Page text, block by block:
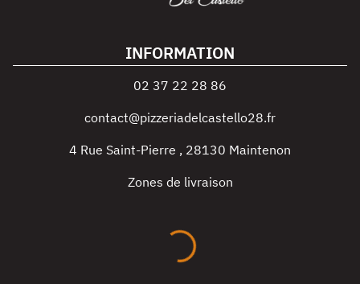
INFORMATION
02 37 22 28 86
contact@pizzeriadelcastello28.fr
4 Rue Saint-Pierre , 28130 Maintenon
Zones de livraison